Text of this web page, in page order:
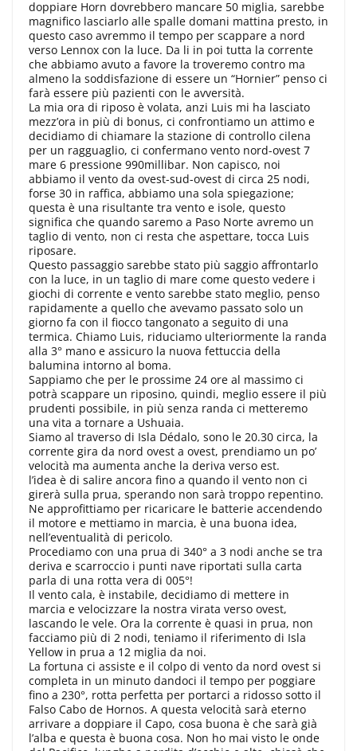
doppiare Horn dovrebbero mancare 50 miglia, sarebbe
magnifico lasciarlo alle spalle domani mattina presto, in
questo caso avremmo il tempo per scappare a nord
verso Lennox con la luce. Da li in poi tutta la corrente
che abbiamo avuto a favore la troveremo contro ma
almeno la soddisfazione di essere un “Hornier” penso ci
farà essere più pazienti con le avversità.
La mia ora di riposo è volata, anzi Luis mi ha lasciato
mezz’ora in più di bonus, ci confrontiamo un attimo e
decidiamo di chiamare la stazione di controllo cilena
per un ragguaglio, ci confermano vento nord-ovest 7
mare 6 pressione 990millibar. Non capisco, noi
abbiamo il vento da ovest-sud-ovest di circa 25 nodi,
forse 30 in raffica, abbiamo una sola spiegazione;
questa è una risultante tra vento e isole, questo
significa che quando saremo a Paso Norte avremo un
taglio di vento, non ci resta che aspettare, tocca Luis
riposare.
Questo passaggio sarebbe stato più saggio affrontarlo
con la luce, in un taglio di mare come questo vedere i
giochi di corrente e vento sarebbe stato meglio, penso
rapidamente a quello che avevamo passato solo un
giorno fa con il fiocco tangonato a seguito di una
termica. Chiamo Luis, riduciamo ulteriormente la randa
alla 3° mano e assicuro la nuova fettuccia della
balumina intorno al boma.
Sappiamo che per le prossime 24 ore al massimo ci
potrà scappare un riposino, quindi, meglio essere il più
prudenti possibile, in più senza randa ci metteremo
una vita a tornare a Ushuaia.
Siamo al traverso di Isla Dédalo, sono le 20.30 circa, la
corrente gira da nord ovest a ovest, prendiamo un po’
velocità ma aumenta anche la deriva verso est.
l’idea è di salire ancora fino a quando il vento non ci
girerà sulla prua, sperando non sarà troppo repentino.
Ne approfittiamo per ricaricare le batterie accendendo
il motore e mettiamo in marcia, è una buona idea,
nell’eventualità di pericolo.
Procediamo con una prua di 340° a 3 nodi anche se tra
deriva e scarroccio i punti nave riportati sulla carta
parla di una rotta vera di 005°!
Il vento cala, è instabile, decidiamo di mettere in
marcia e velocizzare la nostra virata verso ovest,
lascando le vele. Ora la corrente è quasi in prua, non
facciamo più di 2 nodi, teniamo il riferimento di Isla
Yellow in prua a 12 miglia da noi.
La fortuna ci assiste e il colpo di vento da nord ovest si
completa in un minuto dandoci il tempo per poggiare
fino a 230°, rotta perfetta per portarci a ridosso sotto il
Falso Cabo de Hornos. A questa velocità sarà eterno
arrivare a doppiare il Capo, cosa buona è che sarà già
l’alba e questa è buona cosa. Non ho mai visto le onde